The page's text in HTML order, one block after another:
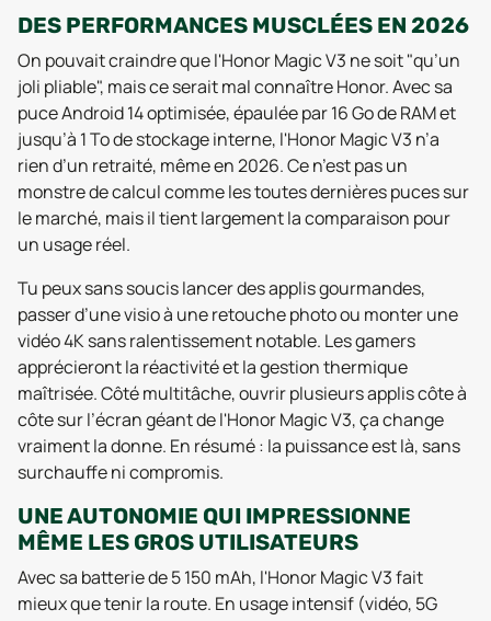
DES PERFORMANCES MUSCLÉES EN 2026
On pouvait craindre que l'Honor Magic V3 ne soit "qu’un
joli pliable", mais ce serait mal connaître Honor. Avec sa
puce Android 14 optimisée, épaulée par 16 Go de RAM et
jusqu’à 1 To de stockage interne, l'Honor Magic V3 n’a
rien d’un retraité, même en 2026. Ce n’est pas un
monstre de calcul comme les toutes dernières puces sur
le marché, mais il tient largement la comparaison pour
un usage réel.
Tu peux sans soucis lancer des applis gourmandes,
passer d’une visio à une retouche photo ou monter une
vidéo 4K sans ralentissement notable. Les gamers
apprécieront la réactivité et la gestion thermique
maîtrisée. Côté multitâche, ouvrir plusieurs applis côte à
côte sur l’écran géant de l'Honor Magic V3, ça change
vraiment la donne. En résumé : la puissance est là, sans
surchauffe ni compromis.
UNE AUTONOMIE QUI IMPRESSIONNE
MÊME LES GROS UTILISATEURS
Avec sa batterie de 5 150 mAh, l'Honor Magic V3 fait
mieux que tenir la route. En usage intensif (vidéo, 5G